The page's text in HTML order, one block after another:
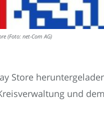
(Foto: net-Com AG)
Store
und